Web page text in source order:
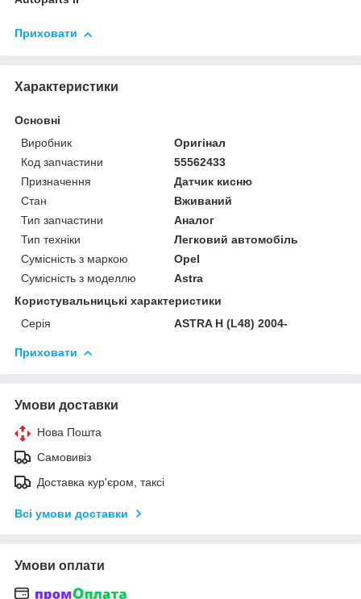
Приховати
Характеристики
Основні
Виробник
Оригінал
Код запчастини
55562433
Призначення
Датчик кисню
Стан
Вживаний
Тип запчастини
Аналог
Тип техніки
Легковий автомобіль
Сумісність з маркою
Opel
Сумісність з моделлю
Astra
Користувальницькі характеристики
Серія
ASTRA H (L48) 2004-
Приховати
Умови доставки
Нова Пошта
Самовивіз
Доставка кур'єром, таксі
Всі умови доставки
Умови оплати